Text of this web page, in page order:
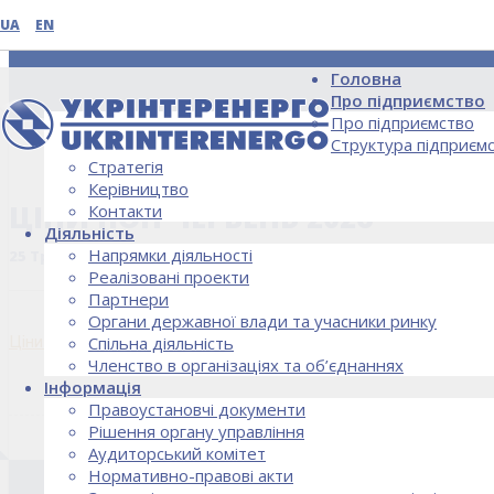
UA EN
Головна
Про підприємство
Про підприємство
Структура
Стратегія
Керівництво
Контакти
Діяльність
Напрямки діяльності
Реалізовані проекти
Партнери
Органи державної влади та учасники ринку
Спільна діяльність
Членство в організаціях та об’єднаннях
Інформація
Правоустановчі документи
Рішення органу управління
Аудиторський комітет
Нормативно-правові акти
НОВИНИ
ЦІНИ ПОН ЧЕРВЕНЬ 2026
25 Травня, 2026
Ціни ПОН червень 2026